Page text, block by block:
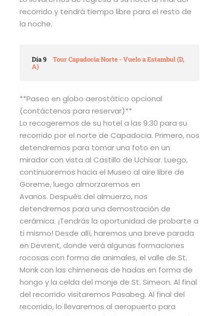
recorrido y tendrá tiempo libre para el resto de
la noche.
Día 9
Tour Capadocia Norte - Vuelo a Estambul (D,
A)
**Paseo en globo aerostático opcional
(contáctenos para reservar)**
Lo recogeremos de su hotel a las 9:30 para su
recorrido por el norte de Capadocia. Primero, nos
detendremos para tomar una foto en un
mirador con vista al Castillo de Uchisar. Luego,
continuaremos hacia el Museo al aire libre de
Goreme, luego almorzaremos en
Avanos. Después del almuerzo, nos
detendremos para una demostración de
cerámica. ¡Tendrás la oportunidad de probarte a
ti mismo! Desde allí, haremos una breve parada
en Devrent, donde verá algunas formaciones
rocosas con forma de animales, el valle de St.
Monk con las chimeneas de hadas en forma de
hongo y la celda del monje de St. Simeon. Al final
del recorrido visitaremos Pasabeg. Al final del
recorrido, lo llevaremos al aeropuerto para